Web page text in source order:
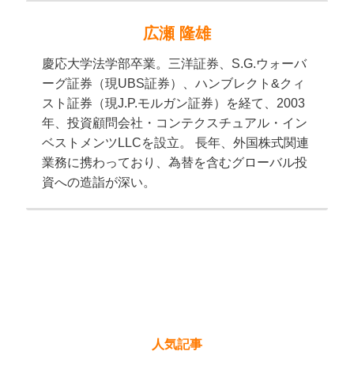
広瀬 隆雄
慶応大学法学部卒業。三洋証券、S.G.ウォーバ
ーグ証券（現UBS証券）、ハンブレクト&クィ
スト証券（現J.P.モルガン証券）を経て、2003
年、投資顧問会社・コンテクスチュアル・イン
ベストメンツLLCを設立。 長年、外国株式関連
業務に携わっており、為替を含むグローバル投
資への造詣が深い。
人気記事